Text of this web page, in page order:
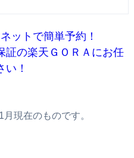
ットで簡単予約！
証の楽天ＧＯＲＡにお任
い！
現在のものです。